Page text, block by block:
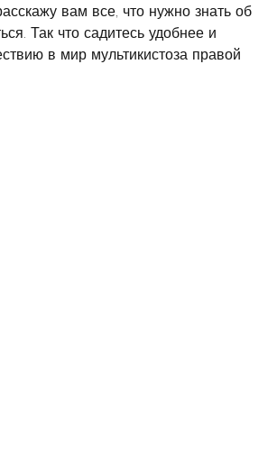
вам все, что нужно знать об
Так что садитесь удобнее и
в мир мультикистоза правой